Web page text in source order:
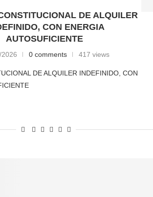
DE ALQUILER
CON ENERGIA
AUTOSUFICIENTE
0 comments 417 views
DE ALQUILER INDEFINIDO, CON